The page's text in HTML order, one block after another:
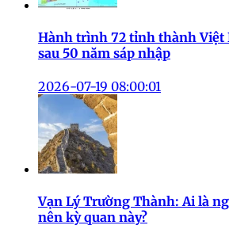
Hành trình 72 tỉnh thành Việt
sau 50 năm sáp nhập
2026-07-19 08:00:01
Vạn Lý Trường Thành: Ai là
nên kỳ quan này?